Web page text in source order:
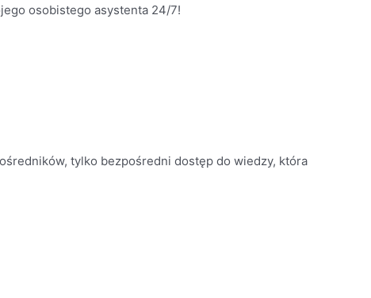
osobistego asystenta 24/7!
tylko bezpośredni dostęp do wiedzy, która